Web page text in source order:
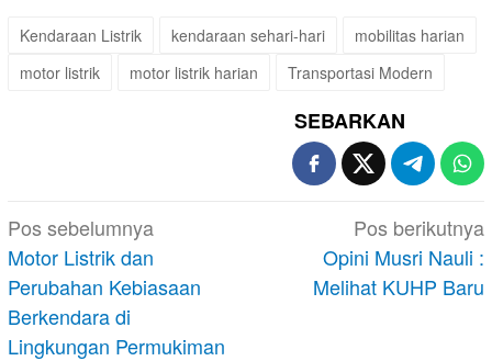
Kendaraan Listrik kendaraan sehari-hari
mobilitas harian
motor listrik
motor listrik harian Transportasi Modern
SEBARKAN
Navigasi
pos
Pos sebelumnya
Motor Listrik dan
Perubahan Kebiasaan
Berkendara di
Lingkungan Permukiman
Pos berikutnya
Opini Musri Nauli :
Melihat KUHP Baru